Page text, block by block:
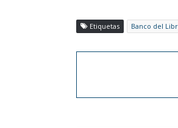
Etiquetas Banco del